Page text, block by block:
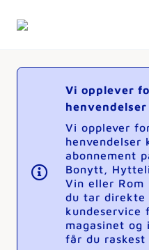
Vi opplever
Vi opplever
henvendelser
abonnement
Bonytt,
Vin eller Rom
du tar direkte
kundeservice
magasinet og
får du